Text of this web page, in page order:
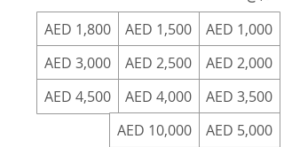
AED 1,000
AED 1,500
AED 1,800
AED 2,000
AED 2,500
AED 3,000
AED 3,500
AED 4,000
AED 4,500
AED 5,000
AED 10,000